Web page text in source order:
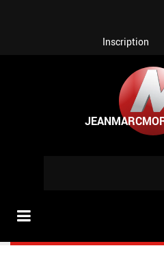
Inscription